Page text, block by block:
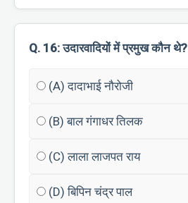
Q. 16: उदारवादियों में प्रमुख कौन थे?
(A) दादाभाई नौरोजी
(B) बाल गंगाधर तिलक
(C) लाला लाजपत राय
(D) बिपिन चंद्र पाल